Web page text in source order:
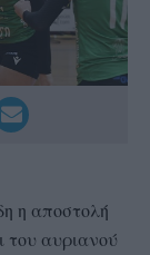
η αποστολή
του αυριανού